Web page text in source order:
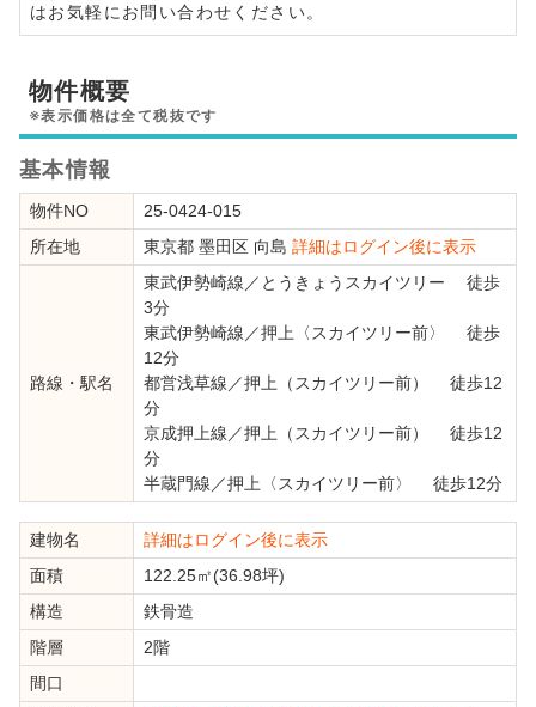
はお気軽にお問い合わせください。
物件概要
※表示価格は全て税抜です
基本情報
物件NO
25-0424-015
所在地
東京都 墨田区 向島 詳細はログイン後に表示
路線・駅名
東武伊勢崎線 ／ とうきょうスカイツリー 徒歩
3分
東武伊勢崎線 ／押上〈スカイツリー前〉
徒歩
12分
都営浅草線 ／押上（スカイツリー前）
徒歩12
分
京成押上線 ／押上（スカイツリー前）
徒歩12
分
半蔵門線 ／押上〈スカイツリー前〉 徒歩12分
建物名
詳細はログイン後に表示
面積
122.25㎡(36.98坪)
構造
鉄骨造
階層
2階
間口